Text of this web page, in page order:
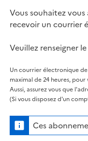
Vous souhaitez
recevoir un courrier
Veuillez renseigner
Un courrier électronique
maximal de 24 heures,
Aussi, assurez vous que
(Si vous disposez d'un
Ces